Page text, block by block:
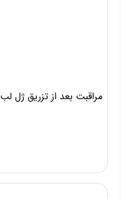
مراقبت بعد از تزریق ژل لب